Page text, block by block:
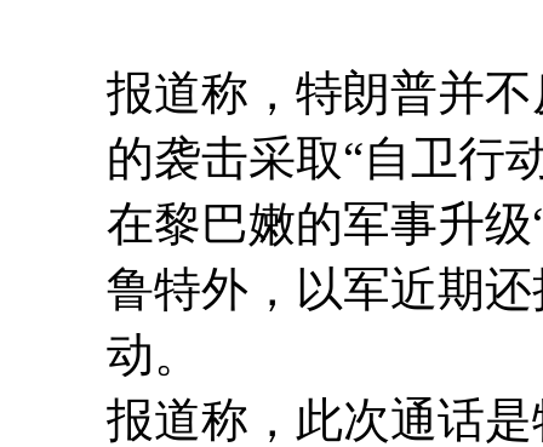
报道称，特朗普并
的袭击采取“自卫行
在黎巴嫩的军事升
鲁特外，以军近期
动。
报道称，此次通话